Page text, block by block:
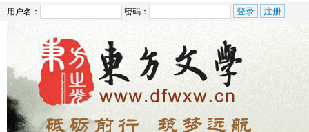
用户名： 密码：